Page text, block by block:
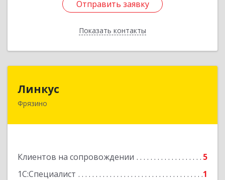
Отправить заявку
Показать контакты
Отправить заявку
Назад
Линкус
Фрязино
Клиентов на сопровождении
5
1С:Специалист
1
141191, Московская обл, Фрязино г, Ленина ул,